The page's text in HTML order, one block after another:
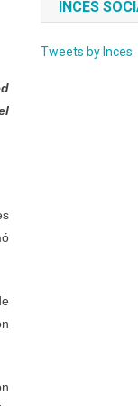
INCES
Tweets by Inces